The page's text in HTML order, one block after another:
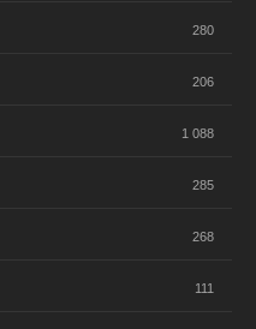
280
206
1 088
285
268
111